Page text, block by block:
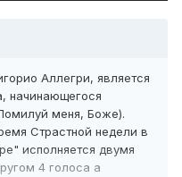
Аллегри, является
начинающегося
меня, Боже).
Страстной недели в
исполняется двумя
4 голоса a